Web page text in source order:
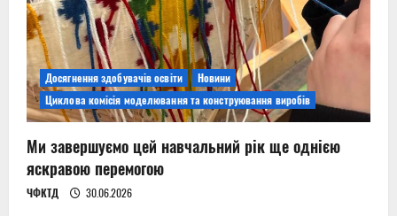
Досягнення здобувачів освіти
Новини
Циклова комісія моделювання та конструювання виробів
Ми завершуємо цей навчальний рік ще однією
яскравою перемогою
ЧФКТД 30.06.2026